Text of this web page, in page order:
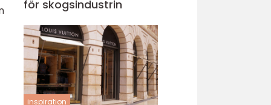
för skogsindustrin
inspiration